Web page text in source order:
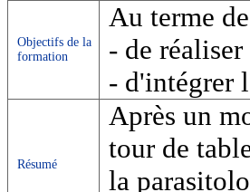
Objectifs de la
formation
Au terme
- de
- d'intégrer
Résumé
Après un
tour de
la